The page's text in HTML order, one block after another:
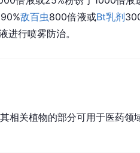
敌百虫800倍液或Bt乳剂
进行喷雾防治。
相关植物的部分可用于医药领